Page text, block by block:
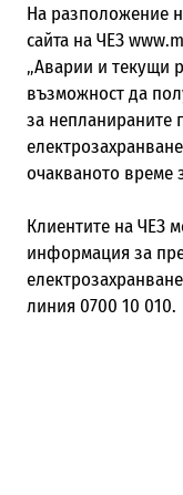
На разположение
сайта на ЧЕЗ
„Аварии и текущи
възможност да
за непланираните
очакваното време
Клиентите на ЧЕЗ
информация за
линия 0700 10 010.